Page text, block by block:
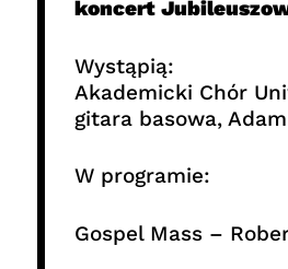
koncert
Wystąpią:
Akademicki Chór
gitara basowa,
W programie:
Gospel Mass –